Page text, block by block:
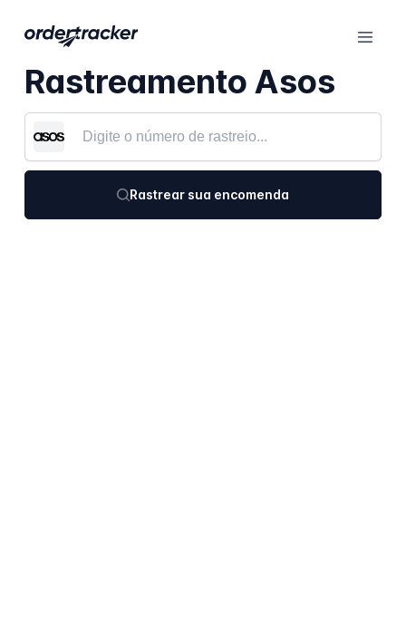
Rastreamento Asos
Rastrear sua encomenda